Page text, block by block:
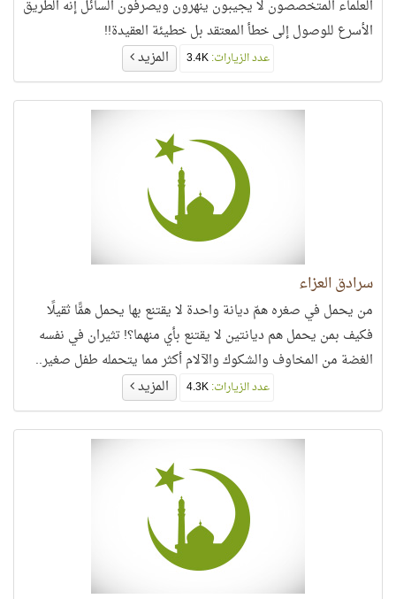
العلماء المتخصصون لا يجيبون ينهرون ويصرفون السائل إنه الطريق
الأسرع للوصول إلى خطأ المعتقد بل خطيئة العقيدة!!
عدد الزيارات: المزيد
سرادق العزاء
من يحمل في صغره همّ ديانة واحدة لا يقتنع بها يحمل همًّا ثقيلًا
فكيف بمن يحمل هم ديانتين لا يقتنع بأي منهما؟! تثيران في نفسه
الغضة من المخاوف والشكوك والآلام أكثر مما يتحمله طفل صغير..
عدد الزيارات: المزيد